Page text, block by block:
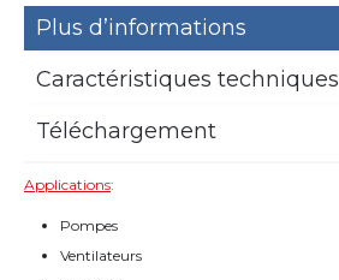
Plus d’informations
Caractéristiques techniques
Téléchargement
Applications:
Pompes
Ventilateurs